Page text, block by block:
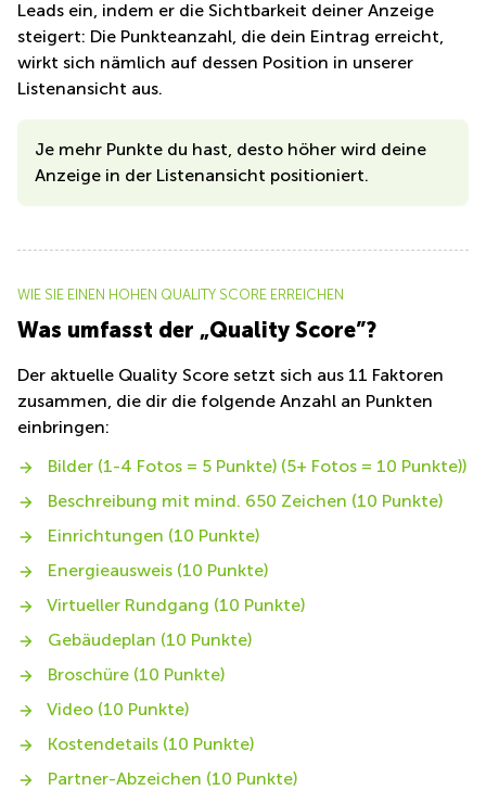
Business
Center
Zürich
Zug
Business
Glärnischstrasse
13 Wil
Werftestrasse
Leads ein, indem er die Sichtbarkeit deiner Anzeige
steigert: Die Punkteanzahl, die dein Eintrag erreicht,
wirkt sich nämlich auf dessen Position in unserer
Listenansicht aus.
Je mehr Punkte du hast, desto höher wird deine
Anzeige in der Listenansicht positioniert.
WIE SIE EINEN HOHEN QUALITY SCORE ERREICHEN
Was umfasst der „Quality Score”?
Der aktuelle Quality Score setzt sich aus 11 Faktoren
zusammen, die dir die folgende Anzahl an Punkten
einbringen:
Bilder (1-4 Fotos = 5 Punkte) (5+ Fotos = 10 Punkte))
Beschreibung mit mind. 650 Zeichen (10 Punkte)
Einrichtungen (10 Punkte)
Energieausweis (10 Punkte)
Virtueller Rundgang (10 Punkte)
Gebäudeplan (10 Punkte)
Broschüre (10 Punkte)
Video (10 Punkte)
Kostendetails (10 Punkte)
Partner-Abzeichen (10 Punkte)